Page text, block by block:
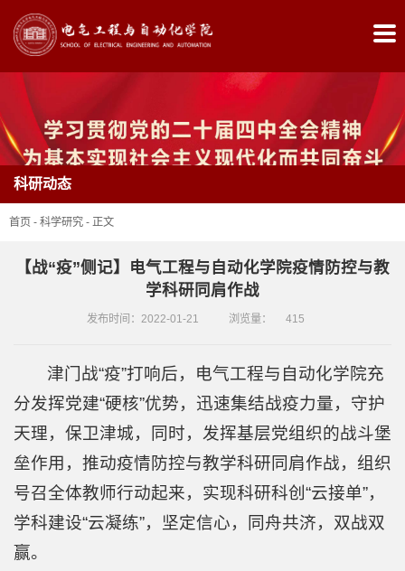
首
页
院
概
况
师
队
伍
教
科研动态
首页 - 科学研究 - 正文
【战“疫”侧记】电气工程与自动化学院疫情防控与教
学科研同肩作战
发布时间：2022-01-21 浏览量： 415
津门战“疫”打响后，电气工程与自动化学院充
分发挥党建“硬核”优势，迅速集结战疫力量，守护
天理，保卫津城，同时，发挥基层党组织的战斗堡
垒作用，推动疫情防控与教学科研同肩作战，组织
号召全体教师行动起来，实现科研科创“云接单”，
学科建设“云凝练”，坚定信心，同舟共济，双战双
赢。